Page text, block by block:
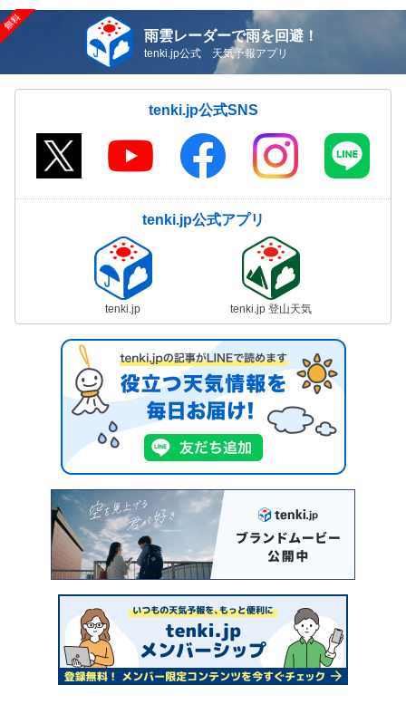
雨雲レーダーで雨を回避！
tenki.jp公式 天気予報アプリ
tenki.jp公式SNS
tenki.jp公式アプリ
tenki.jp tenki.jp 登山天気